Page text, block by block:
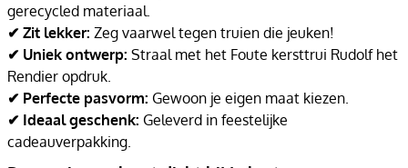
gerecycled materiaal.
✔ Zit lekker: Zeg vaarwel tegen truien die jeuken!
✔ Uniek ontwerp: Straal met het Foute kersttrui Rudolf het
Rendier opdruk.
✔ Perfecte pasvorm: Gewoon je eigen maat kiezen.
✔ Ideaal geschenk: Geleverd in feestelijke
cadeauverpakking.